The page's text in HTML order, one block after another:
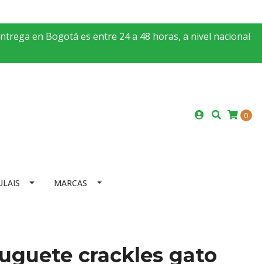
en Bogotá es entre 24 a 48 horas, a nivel nacional
0
MARCAS
crackles gato